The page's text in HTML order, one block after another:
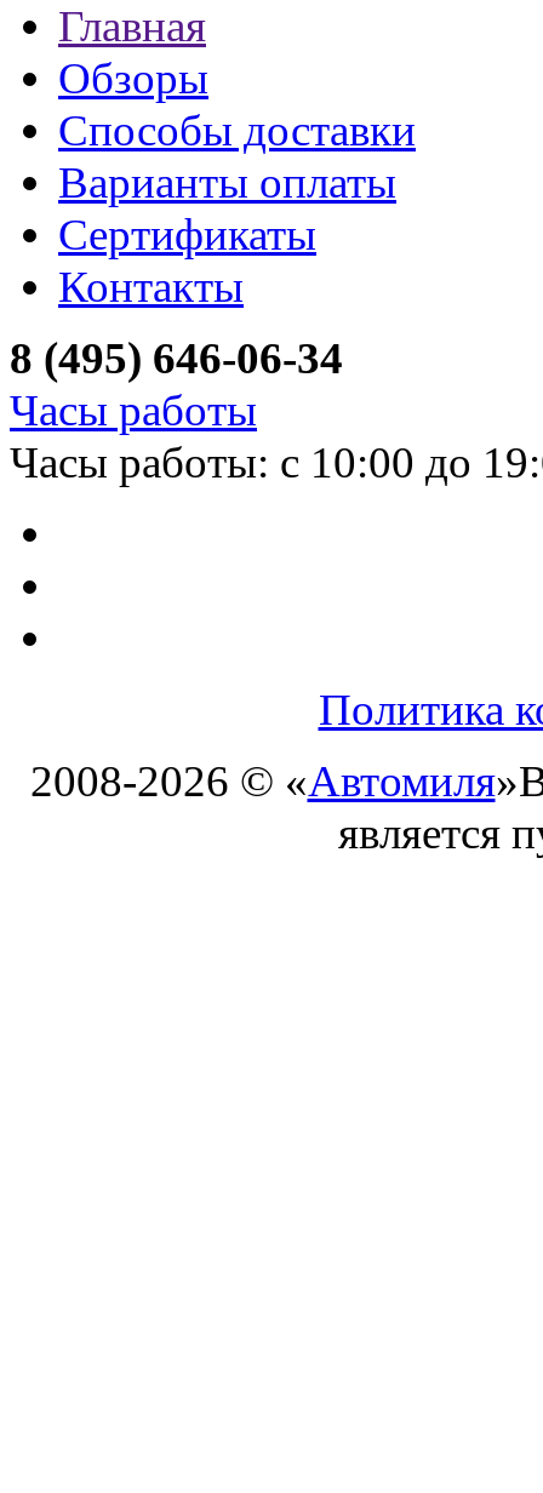
Главная
Обзоры
Способы доставки
Варианты оплаты
Сертификаты
Контакты
8 (495) 646-06-34
Часы работы
Часы работы: с 10:00 до
Политика
2008-2026 © «Автомиля»
является